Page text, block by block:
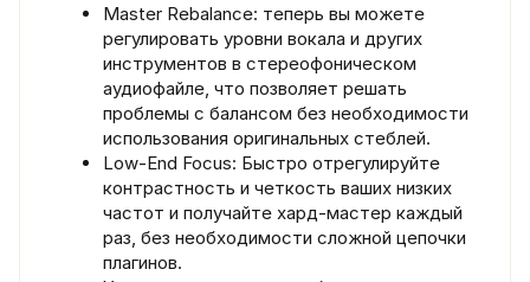
Master Rebalance: теперь вы можете
регулировать уровни вокала и других
инструментов в стереофоническом
аудиофайле, что позволяет решать
проблемы с балансом без необходимости
использования оригинальных стеблей.
Low-End Focus: Быстро отрегулируйте
контрастность и четкость ваших низких
частот и получайте хард-мастер каждый
раз, без необходимости сложной цепочки
плагинов.